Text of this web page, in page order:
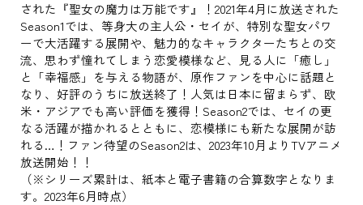
された『聖女の魔力は万能です』！2021年4月に放送された
Season1では、等身大の主人公・セイが、特別な聖女パワ
ーで大活躍する展開や、魅力的なキャラクターたちとの交
流、思わず憧れてしまう恋愛模様など、見る人に「癒し」
と「幸福感」を与える物語が、原作ファンを中心に話題と
なり、好評のうちに放送終了！人気は日本に留まらず、欧
米・アジアでも高い評価を獲得！Season2では、セイの更
なる活躍が描かれるとともに、恋模様にも新たな展開が訪
れる…！ファン待望のSeason2は、2023年10月よりTVアニメ
放送開始！！
（※シリーズ累計は、紙本と電子書籍の合算数字となりま
す。2023年6月時点）